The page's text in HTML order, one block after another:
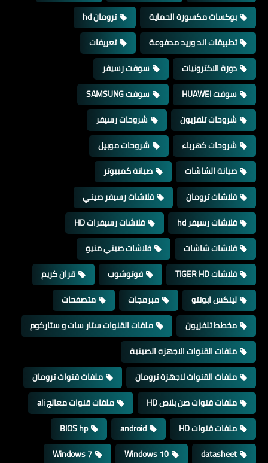
بوكسات مكسورة الحماية
ترومان hd
تطبيقات اند وريد مدفوعة
تعريفات
دورة الاكترونيات
سوفت رسيفر
سوفت HUAWEI
سوفت SAMSUNG
شروحات تلفزيون
شروحات رسيفر
شروحات كهرباء
شروحات موبيل
صيانة الشاشات
صيانة كمبيوتر
فلاشات ترومان
فلاشات رسيفر صيني
فلاشات رسيفر hd
فلاشات رسيفرات HD
فلاشات شاشات
فلاشات صيني منيو
فلاشات TIGER HD
فوتوشوب
قران كريم
لينكس ابونتو
مبرمجات
متصفحات
مخطط تلفزيون
ملفات القنوات ستار سات و ستاركوم
ملفات القنوات الاجهزه الصينية
ملفات القنوات لاجهزة ترومان
ملفات قنوات ترومان
ملفات قنوات صن بلاص HD
ملفات قنوات معالج ali
ملفات قنوات HD
android
BIOS hp
datasheet
Windows 10
Windows 7